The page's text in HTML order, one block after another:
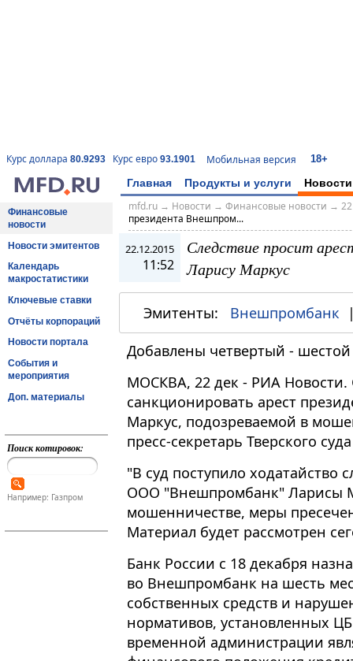
Курс доллара 80.9293 Курс евро 93.1901 Мобильная версия 18+
Главная Продукты и услуги Новости
Финансовые
новости
Новости эмитентов
Календарь
макростатистики
Ключевые ставки
Отчёты корпораций
Новости портала
События и
мероприятия
Доп. материалы
Поиск котировок:
Например: Газпром
mfd.ru→ Новости → Финансовые новости →
президента Внешпром...
22.12.2015
11:52
Следствие просит
Ларису Маркус
Эмитенты: Внешпромбанк
Добавлены четвертый -
МОСКВА, 22 дек - РИА Новости.
санкционировать арест
Маркус, подозреваемой в
пресс-секретарь Тверского
"В суд поступило ходатайство
ООО "Внешпромбанк" Ларисы
мошенничестве, меры
Материал будет рассмотрен
Банк России с 18 декабря
во Внешпромбанк на шесть
собственных средств и
нормативов, установленных
временной администрации